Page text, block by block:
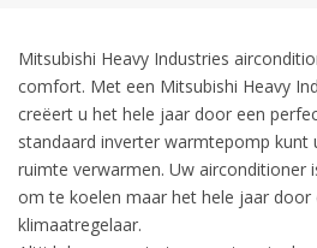
Mitsubishi Heavy Industries
comfort. Met een Mitsubishi Heavy
creëert u het hele jaar door een
standaard inverter warmtepomp kunt
ruimte verwarmen. Uw airconditioner
om te koelen maar het hele jaar door
klimaatregelaar.